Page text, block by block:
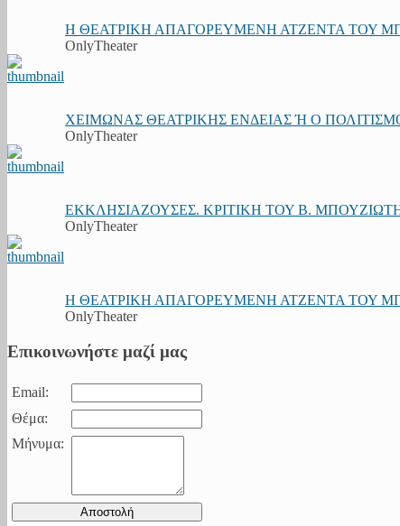
Η ΘΕΑΤΡΙΚΗ ΑΠΑΓΟΡΕΥΜΕΝΗ ΑΤΖΕΝΤΑ ΤΟΥ
OnlyTheater
ΧΕΙΜΩΝΑΣ ΘΕΑΤΡΙΚΗΣ ΕΝΔΕΙΑΣ Ή Ο
OnlyTheater
ΕΚΚΛΗΣΙΑΖΟΥΣΕΣ. ΚΡΙΤΙΚΗ ΤΟΥ Β.
OnlyTheater
Η ΘΕΑΤΡΙΚΗ ΑΠΑΓΟΡΕΥΜΕΝΗ ΑΤΖΕΝΤΑ ΤΟΥ
OnlyTheater
Επικοινωνήστε μαζί μας
Email:
Θέμα:
Μήνυμα: